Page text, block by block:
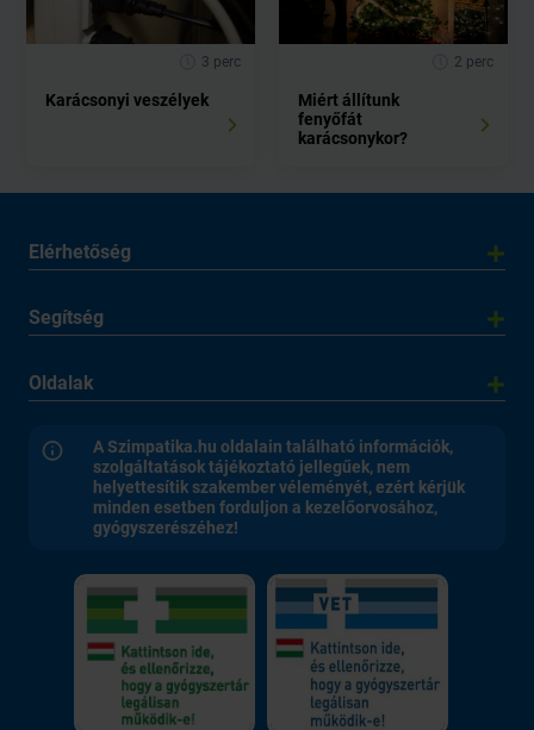
3 perc
Karácsonyi veszélyek
2 perc
Miért állítunk
fenyőfát
karácsonykor?
Elérhetőség
Segítség
Oldalak
A Szimpatika.hu oldalain található információk,
szolgáltatások tájékoztató jellegűek, nem
helyettesítik szakember véleményét, ezért kérjük
minden esetben forduljon a kezelőorvosához,
gyógyszerészéhez!